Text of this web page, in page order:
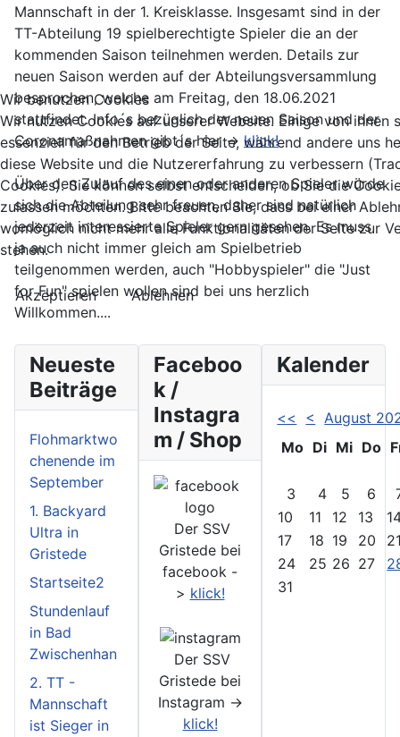
Mannschaft in der 1. Kreisklasse. Insgesamt sind in der
TT-Abteilung 19 spielberechtigte Spieler die an der
kommenden Saison teilnehmen werden. Details zur
neuen Saison werden auf der Abteilungsversammlung
besprochen, welche am Freitag, den 18.06.2021
stattfindet. Info´s bezüglich der neuen Saison und der
Coronamaßnahmen gibt´s hier -> klick!
Über den Zulauf des einen oder anderen Spieler würde
sich die Abteilung sehr freuen, daher sind natürlich
jederzeit interessierte Spieler gern gesehen. Es muss
ja auch nicht immer gleich am Spielbetrieb
teilgenommen werden, auch "Hobbyspieler" die "Just
for Fun" spielen wollen sind bei uns herzlich
Willkommen....
Neueste
Beiträge
Flohmarktwo
chenende im
September
1. Backyard
Ultra in
Gristede
Startseite2
Stundenlauf
in Bad
Zwischenhan
2. TT -
Mannschaft
ist Sieger in
Faceboo
k /
Instagra
m / Shop
Der SSV
Gristede bei
facebook -
> klick!
Der SSV
Gristede bei
Instagram ->
klick!
Kalender
<< <
August
Mo Di Mi Do
3 4 5 6
10
11 12 13
17
18 19 20
24
25 26 27
31
Wir benutzen Cookies
Wir nutzen Cookies auf unserer Website. Einige von ihnen
essenziell für den Betrieb der Seite, während andere uns
diese Website und die Nutzererfahrung zu verbessern
Cookies). Sie können selbst entscheiden, ob Sie die
zulassen möchten. Bitte beachten Sie, dass bei einer
womöglich nicht mehr alle Funktionalitäten der Seite zur
stehen.
Akzeptieren Ablehnen